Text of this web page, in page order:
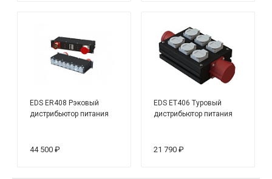
EDS ER408 Рэковый
дистрибьютор питания
44 500 ₽
EDS ET406 Туровый
дистрибьютор питания
21 790 ₽